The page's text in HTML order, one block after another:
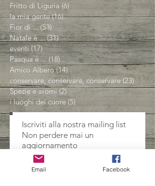
Fritto di Liguria (6)
la mia gente (16)16 post
Fior di ... (53) 53 post
Natale è ... (31)31 post
eventi (17)17 post
Pasqua è ... (18)18 post
Amico Albero (14) 14 post
conservare, conservare, conservare (23)23 post
Spezie e aromi (2) 2 post
i luoghi del cuore (5)
Iscriviti alla nostra mailing list
Non perdere mai un
aggiornamento
Email Facebook